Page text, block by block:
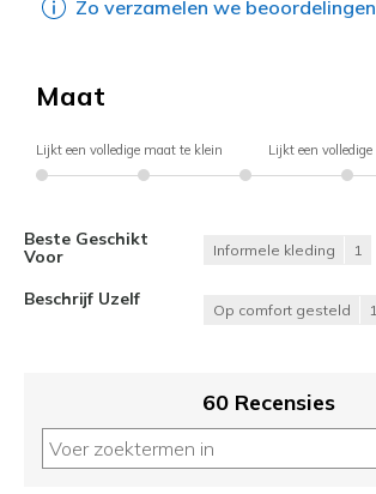
Zo verzamelen we beoordelingen
Maat
Lijkt een volledige maat te klein Lijkt een
Beste Geschikt
Voor
Informele kleding 1
Beschrijf Uzelf
Op comfort gesteld 1
60 Recensies